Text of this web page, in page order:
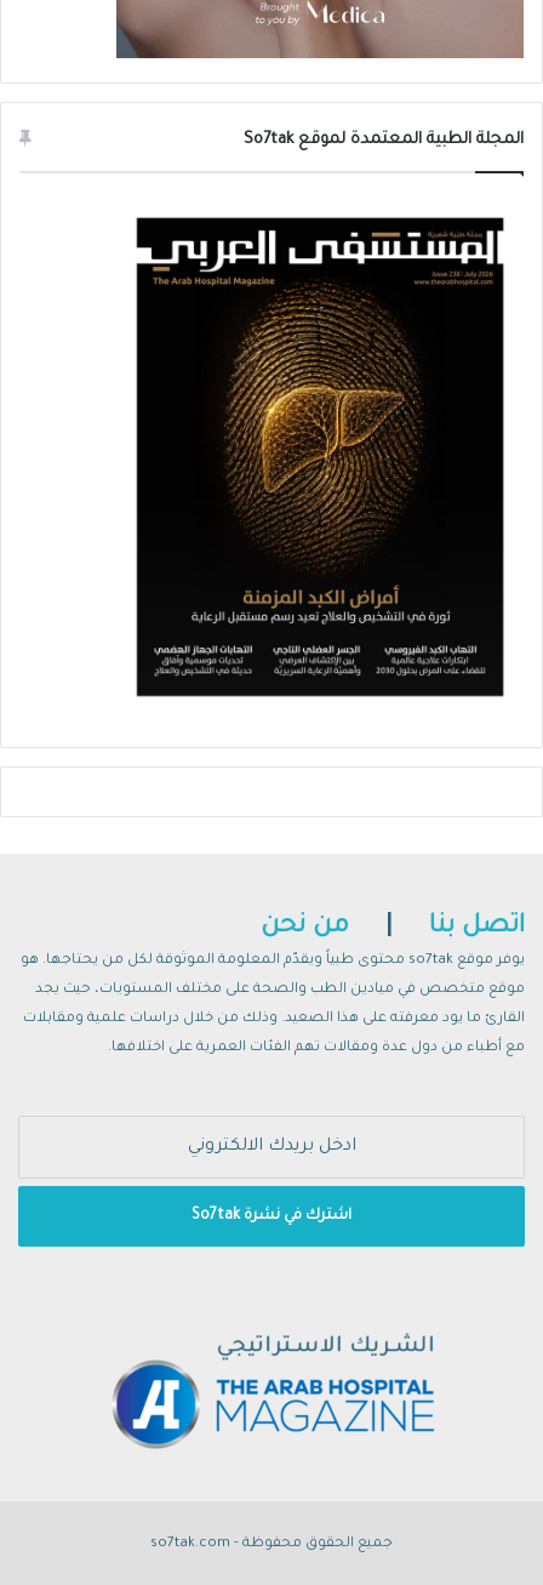
المجلة الطبية المعتمدة لموقع So7tak
اتصل بنا من نحن
يوفر موقع so7tak محتوى طبياً ويقدّم المعلومة الموثوقة لكل من يحتاجها. هو
موقع متخصص في ميادين الطب والصحة على مختلف المستويات، حيث يجد
القارئ ما يود معرفته على هذا الصعيد. وذلك من خلال دراسات علمية ومقابلات
مع أطباء من دول عدة ومقالات تهم الفئات العمرية على اختلافها.
جميع الحقوق محفوظة - so7tak.com